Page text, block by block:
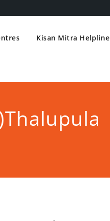
Kisan Mitra Helpline